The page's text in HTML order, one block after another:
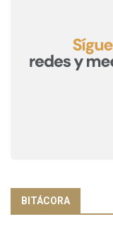
BITÁCORA